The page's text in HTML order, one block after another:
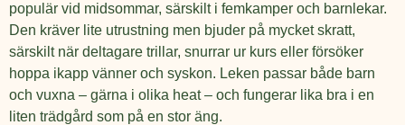
populär vid midsommar, särskilt i femkamper och barnlekar.
Den kräver lite utrustning men bjuder på mycket skratt,
särskilt när deltagare trillar, snurrar ur kurs eller försöker
hoppa ikapp vänner och syskon. Leken passar både barn
och vuxna – gärna i olika heat – och fungerar lika bra i en
liten trädgård som på en stor äng.